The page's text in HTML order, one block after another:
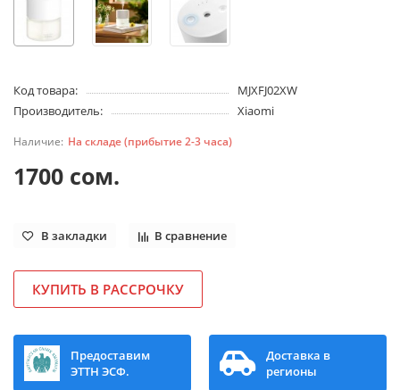
Код товара:
MJXFJ02XW
Производитель:
Xiaomi
На складе (прибытие 2-3 часа)
1700 сом.
В закладки В сравнение
КУПИТЬ В РАССРОЧКУ
Предоставим
ЭТТН ЭСФ.
Доставка в
регионы